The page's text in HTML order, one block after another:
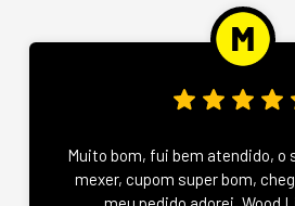
Muito bom, fui bem atendido, o
mexer, cupom super bom,